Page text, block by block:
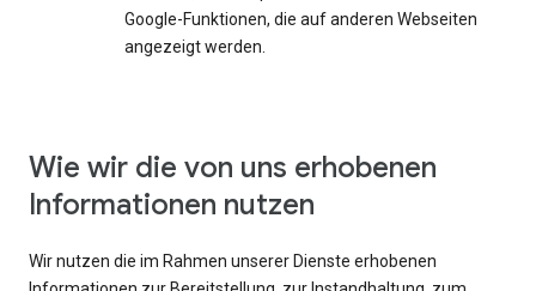
Google-Funktionen, die auf anderen Webseiten
angezeigt werden.
Wie wir die von uns erhobenen
Informationen nutzen
Wir nutzen die im Rahmen unserer Dienste erhobenen